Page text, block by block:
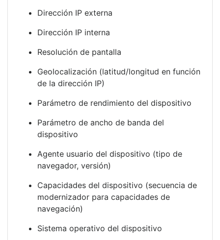
Dirección IP externa
Dirección IP interna
Resolución de pantalla
Geolocalización (latitud/longitud en función
de la dirección IP)
Parámetro de rendimiento del dispositivo
Parámetro de ancho de banda del
dispositivo
Agente usuario del dispositivo (tipo de
navegador, versión)
Capacidades del dispositivo (secuencia de
modernizador para capacidades de
navegación)
Sistema operativo del dispositivo